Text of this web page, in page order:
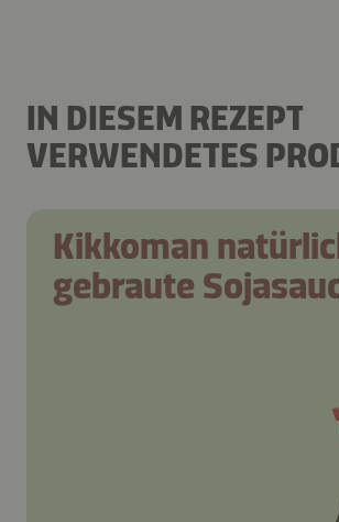
IN DIESEM REZEPT
VERWENDETES
Kikkoman
gebraute